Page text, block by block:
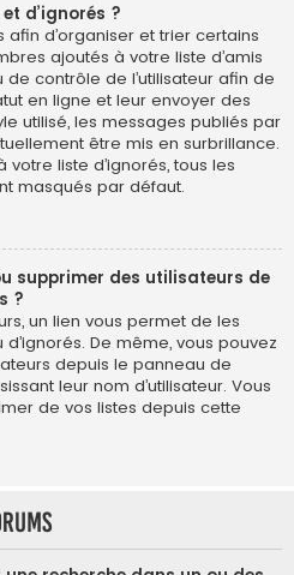
d’ignorés ?
d’organiser et trier certains
ajoutés à votre liste d’amis
contrôle de l’utilisateur afin de
en ligne et leur envoyer des
utilisé, les messages publiés par
être mis en surbrillance.
liste d’ignorés, tous les
masqués par défaut.
supprimer des utilisateurs de
?
un lien vous permet de les
De même, vous pouvez
depuis le panneau de
leur nom d’utilisateur. Vous
de vos listes depuis cette